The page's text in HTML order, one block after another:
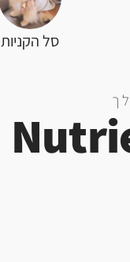
סל הקניות